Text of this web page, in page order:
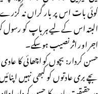
کوئی بات اس پر بار گراں نہ
البتہ اس کے لیے ہر باپ کو رسول
اجر اور اثر نصیب ہوسکے۔
حسن کردار: بچوں کو اچھائی کا
بچے بری عادتوں کو کبھی نہیں